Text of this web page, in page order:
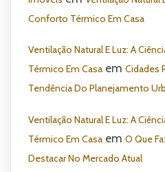
Conforto Térmico Em Casa
Ventilação Natural E Luz: A
Térmico Em Casa em Cidades
Tendência Do Planejamento
Ventilação Natural E Luz: A
Térmico Em Casa em O Que
Destacar No Mercado Atual